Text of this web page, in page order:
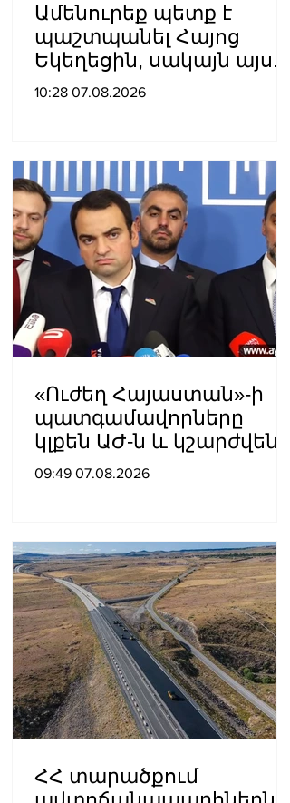
Ամենուրեք պետք է
պաշտպանել Հայոց
Եկեղեցին, սակայն այս
ամենին վերջ տալու,
իշխանափոխությունն է.
Տիգրան Աբրահամյան
10:28 07.08.2026
«Ուժեղ Հայաստան»-ի
պատգամավորները
կլքեն ԱԺ-ն և կշարժվեն
դեպի Էջմիածին
09:49 07.08.2026
ՀՀ տարածքում